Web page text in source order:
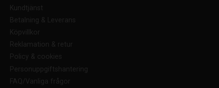
Kundtjänst
Betalning & Leverans
Köpvillkor
Reklamation & retur
Policy & cookies
Personuppgiftshantering
FAQ/Vanliga frågor